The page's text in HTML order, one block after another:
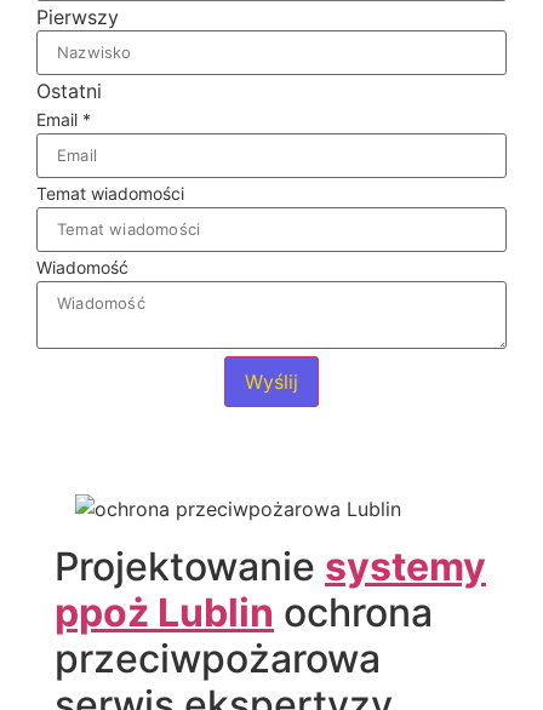
Pierwszy
Ostatni
Email *
Temat wiadomości
Wiadomość
Wyślij
Projektowanie systemy
ppoż Lublin ochrona
przeciwpożarowa